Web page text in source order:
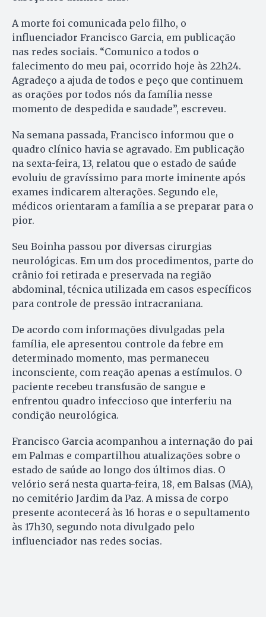
A morte foi comunicada pelo filho, o
influenciador Francisco Garcia, em publicação
nas redes sociais. “Comunico a todos o
falecimento do meu pai, ocorrido hoje às 22h24.
Agradeço a ajuda de todos e peço que continuem
as orações por todos nós da família nesse
momento de despedida e saudade”, escreveu.
Na semana passada, Francisco informou que o
quadro clínico havia se agravado. Em publicação
na sexta-feira, 13, relatou que o estado de saúde
evoluiu de gravíssimo para morte iminente após
exames indicarem alterações. Segundo ele,
médicos orientaram a família a se preparar para o
pior.
Seu Boinha passou por diversas cirurgias
neurológicas. Em um dos procedimentos, parte do
crânio foi retirada e preservada na região
abdominal, técnica utilizada em casos específicos
para controle de pressão intracraniana.
De acordo com informações divulgadas pela
família, ele apresentou controle da febre em
determinado momento, mas permaneceu
inconsciente, com reação apenas a estímulos. O
paciente recebeu transfusão de sangue e
enfrentou quadro infeccioso que interferiu na
condição neurológica.
Francisco Garcia acompanhou a internação do pai
em Palmas e compartilhou atualizações sobre o
estado de saúde ao longo dos últimos dias. O
velório será nesta quarta-feira, 18, em Balsas (MA),
no cemitério Jardim da Paz. A missa de corpo
presente acontecerá às 16 horas e o sepultamento
às 17h30, segundo nota divulgado pelo
influenciador nas redes socias.